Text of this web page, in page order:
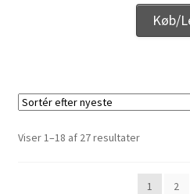
Køb/
Viser 1–18 af 27 resultaterSorteret
seneste
1
2